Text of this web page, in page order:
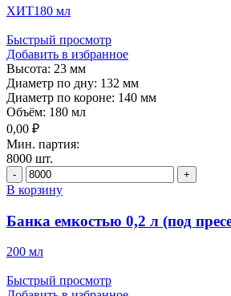
ХИТ180 мл
Быстрый просмотр
Добавить в избранное
Высота: 23 мм
Диаметр по дну: 132 мм
Диаметр по короне: 140 мм
Объём: 180 мл
0,00 ₽
Мин. партия:
8000 шт.
Количество
товара
Банка
0,18
(под
пресервы)
В корзину
Банка емкостью 0,2 л (под
200 мл
Быстрый просмотр